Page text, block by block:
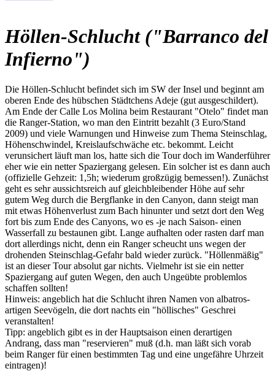
Höllen-Schlucht ("Barranco del
Infierno")
Die Höllen-Schlucht befindet sich im SW der Insel und beginnt am
oberen Ende des hübschen Städtchens Adeje (gut ausgeschildert).
Am Ende der Calle Los Molina beim Restaurant "Otelo" findet man
die Ranger-Station, wo man den Eintritt bezahlt (3 Euro/Stand
2009) und viele Warnungen und Hinweise zum Thema Steinschlag,
Höhenschwindel, Kreislaufschwäche etc. bekommt. Leicht
verunsichert läuft man los, hatte sich die Tour doch im Wanderführer
eher wie ein netter Spaziergang gelesen. Ein solcher ist es dann auch
(offizielle Gehzeit: 1,5h; wiederum großzügig bemessen!). Zunächst
geht es sehr aussichtsreich auf gleichbleibender Höhe auf sehr
gutem Weg durch die Bergflanke in den Canyon, dann steigt man
mit etwas Höhenverlust zum Bach hinunter und setzt dort den Weg
fort bis zum Ende des Canyons, wo es -je nach Saison- einen
Wasserfall zu bestaunen gibt. Lange aufhalten oder rasten darf man
dort allerdings nicht, denn ein Ranger scheucht uns wegen der
drohenden Steinschlag-Gefahr bald wieder zurück. "Höllenmäßig"
ist an dieser Tour absolut gar nichts. Vielmehr ist sie ein netter
Spaziergang auf guten Wegen, den auch Ungeübte problemlos
schaffen sollten!
Hinweis: angeblich hat die Schlucht ihren Namen von albatros-
artigen Seevögeln, die dort nachts ein "höllisches" Geschrei
veranstalten!
Tipp: angeblich gibt es in der Hauptsaison einen derartigen
Andrang, dass man "reservieren" muß (d.h. man läßt sich vorab
beim Ranger für einen bestimmten Tag und eine ungefähre Uhrzeit
eintragen)!